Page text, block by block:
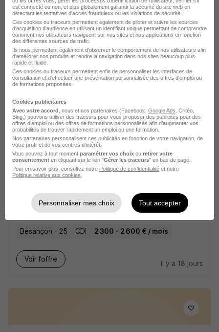
Technicien de Maintenance H/F
Veolia
Drambon - 21 CDI 2 150 - 2 600 € / mois
Voir l’offre
il y a 18 jours
Industrielle H/F
Galapagos Gourmet
Besançon - 25 CDI 2 300 - 2 600 € / mois
Voir l’offre
il y a 18 jours
est connecté ou non, et plus globalement garantir la sécurité du site web en
détectant les tentatives d'accès frauduleux ou les violations de sécurité.
Ces cookies ou traceurs permettent également de piloter et suivre les sources
d'acquisition d'audience en utilisant un identifiant unique permettant de comprendre
comment nos utilisateurs naviguent sur nos sites et nos applications en fonction
des différentes sources de trafic.
Ils nous permettent également d’observer le comportement de nos utilisateurs afin
d'améliorer nos produits et rendre la navigation dans nos sites beaucoup plus
rapide et fluide.
Ces cookies ou traceurs permettent enfin de personnaliser les interfaces de
consultation et d'effectuer une présentation personnalisée des offres d'emploi ou
de formations proposées.
Cookies publicitaires
Avec votre accord , nous et nos partenaires (Facebook, Google Ads , Critéo,
Bing,) pouvons utiliser des traceurs pour vous proposer des publicités pour des
offres d’emploi ou des offres de formations personnalisés afin d’augmenter vos
probabilités de trouver rapidement un emploi ou une formation.
Nos partenaires personnalisent ces publicités en fonction de votre navigation, de
votre profil et de vos centres d’intérêt.
Vous pouvez à tout moment paramétrer vos choix ou retirer votre
consentement en cliquant sur le lien "Gérer les traceurs" en bas de page.
Pour en savoir plus, consultez notre Politique de confidentialité et notre
Politique relative aux cookies
Personnaliser mes choix Tout accepter